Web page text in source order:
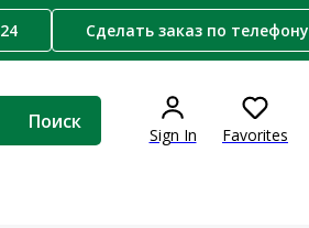
Сделать заказ по телефону
Поиск
Sign In Favorites